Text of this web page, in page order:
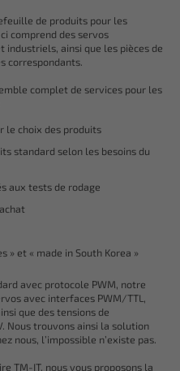
de produits pour les
comprend des servos
industriels, ainsi que les pièces de
correspondants.
complet de services pour les
le choix des produits
standard selon les besoins du
aux tests de rodage
» et « made in South Korea »
avec protocole PWM, notre
avec interfaces PWM/TTL,
que des tensions de
Nous trouvons ainsi la solution
nous, l’impossible n’existe pas.
TM-IT, nous vous proposons la